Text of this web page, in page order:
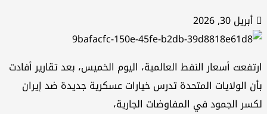
أبريل 30, 2026
أسعار النفط العالمية، اليوم الخميس، بعد تقارير أفادت
الولايات المتحدة تدرس خيارات عسكرية جديدة ضد إيران
الجمود في المفاوضات الجارية،